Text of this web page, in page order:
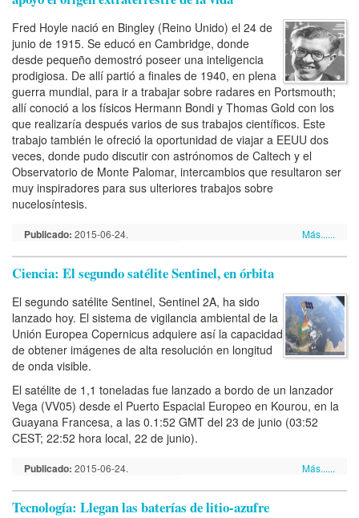
Fred Hoyle nació en Bingley (Reino Unido) el 24 de
junio de 1915. Se educó en Cambridge, donde
desde pequeño demostró poseer una inteligencia
prodigiosa. De allí partió a finales de 1940, en plena
guerra mundial, para ir a trabajar sobre radares en Portsmouth;
allí conoció a los físicos Hermann Bondi y Thomas Gold con los
que realizaría después varios de sus trabajos científicos. Este
trabajo también le ofreció la oportunidad de viajar a EEUU dos
veces, donde pudo discutir con astrónomos de Caltech y el
Observatorio de Monte Palomar, intercambios que resultaron ser
muy inspiradores para sus ulteriores trabajos sobre
nucelosíntesis.
Publicado: 2015-06-24. Más......
Ciencia: El segundo satélite Sentinel, en órbita
El segundo satélite Sentinel, Sentinel 2A, ha sido
lanzado hoy. El sistema de vigilancia ambiental de la
Unión Europea Copernicus adquiere así la capacidad
de obtener imágenes de alta resolución en longitud
de onda visible.
El satélite de 1,1 toneladas fue lanzado a bordo de un lanzador
Vega (VV05) desde el Puerto Espacial Europeo en Kourou, en la
Guayana Francesa, a las 0.1:52 GMT del 23 de junio (03:52
CEST; 22:52 hora local, 22 de junio).
Publicado: 2015-06-24. Más......
Tecnología: Llegan las baterías de litio-azufre